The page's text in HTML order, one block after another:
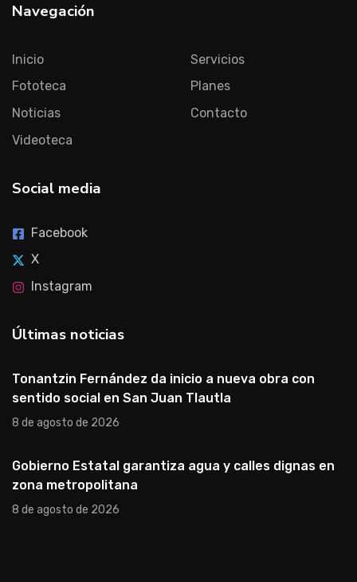
Navegación
Inicio
Fototeca
Noticias
Videoteca
Servicios
Planes
Contacto
Social media
Facebook
X
Instagram
Últimas noticias
Tonantzin Fernández da inicio a nueva obra con
sentido social en San Juan Tlautla
8 de agosto de 2026
Gobierno Estatal garantiza agua y calles dignas en
zona metropolitana
8 de agosto de 2026